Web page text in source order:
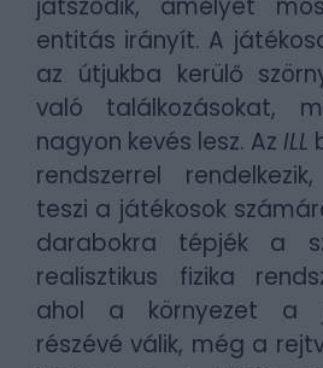
játszódik, amelyet
entitás irányít. A
az útjukba kerülő
való találkozásokat,
nagyon kevés lesz. Az ILL
rendszerrel
teszi a játékosok
darabokra tépjék a
realisztikus fizika
ahol a környezet a
részévé válik, még a